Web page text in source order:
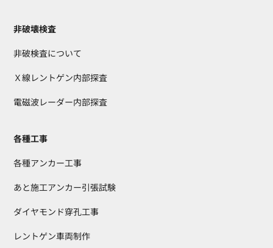
非破壊検査
非破検査について
Ｘ線レントゲン内部探査
電磁波レーダー内部探査
各種工事
各種アンカー工事
あと施工アンカー引張試験
ダイヤモンド穿孔工事
レントゲン車両制作